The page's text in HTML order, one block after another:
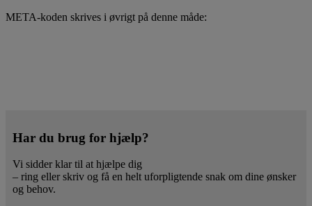
META-koden skrives i øvrigt på denne måde:
Har du brug for hjælp?
Vi sidder klar til at hjælpe dig
– ring eller skriv og få en helt uforpligtende snak om dine ønsker
og behov.